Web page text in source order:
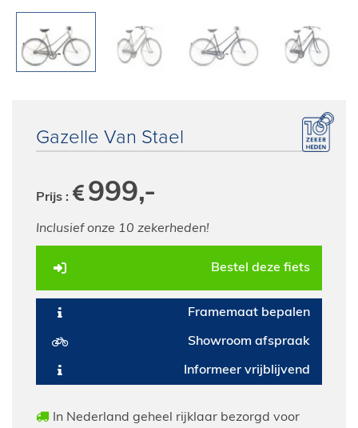
E-Bike private shopping
Gazelle Van Stael
Prijs : 999,-
Inclusief onze 10 zekerheden!
Bestel deze fiets
Framemaat bepalen
Showroom afspraak
Informeer vrijblijvend
In Nederland geheel rijklaar bezorgd voor